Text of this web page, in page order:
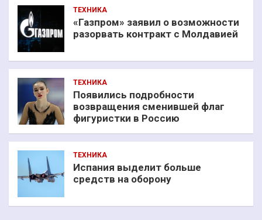
ТЕХНИКА
«Газпром» заявил о возможности
разорвать контракт с Молдавией
ТЕХНИКА
Появились подробности
возвращения сменившей флаг
фигуристки в Россию
ТЕХНИКА
Испания выделит больше
средств на оборону